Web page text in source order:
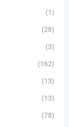
(1)
(28)
(3)
(162)
(13)
(13)
(78)